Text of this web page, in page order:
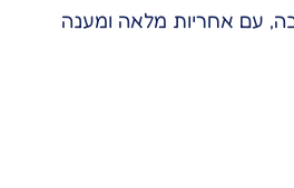
עם אחריות מלאה ומענה